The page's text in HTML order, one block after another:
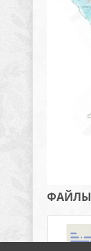
ФАЙЛЫ